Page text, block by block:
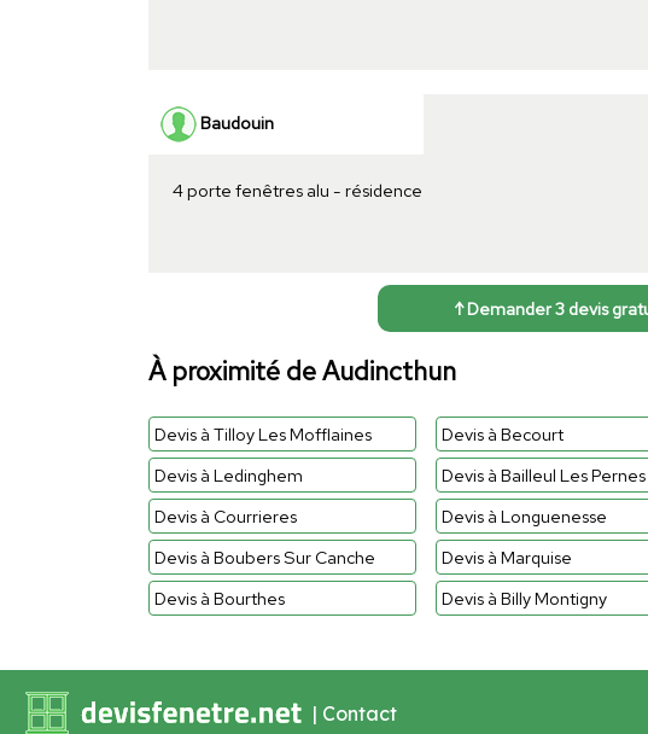
Baudouin
4 porte fenêtres alu - résidence
↑ Demander 3 devis
À proximité de Audincthun
Devis à Tilloy Les Mofflaines Devis à Becourt
Devis à Ledinghem
Devis à Bailleul Les Pernes
Devis à Courrieres
Devis à Longuenesse
Devis à Boubers Sur Canche
Devis à Marquise
Devis à Bourthes
Devis à Billy Montigny
| Contact